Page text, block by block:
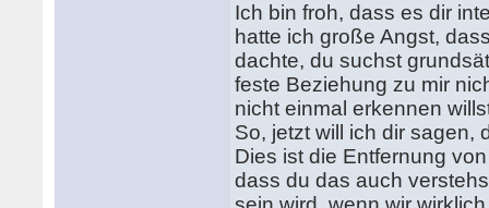
Ich bin froh, dass es dir
hatte ich große Angst,
dachte, du suchst
feste Beziehung zu mir
nicht einmal erkennen
So, jetzt will ich dir sagen,
Dies ist die Entfernung
dass du das auch